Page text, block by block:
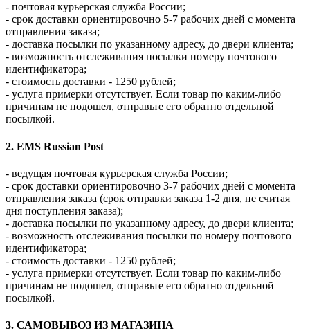
- почтовая курьерская служба России;
- срок доставки ориентировочно 5-7 рабочих дней с момента
отправления заказа;
- доставка посылки по указанному адресу, до двери клиента;
- возможность отслеживания посылки номеру почтового
идентификатора;
- стоимость доставки - 1250 рублей;
- услуга примерки отсутствует. Если товар по каким-либо
причинам не подошел, отправьте его обратно отдельной
посылкой.
2. EMS Russian Post
- ведущая почтовая курьерская служба России;
- срок доставки ориентировочно 3-7 рабочих дней с момента
отправления заказа (срок отправки заказа 1-2 дня, не считая
дня поступления заказа);
- доставка посылки по указанному адресу, до двери клиента;
- возможность отслеживания посылки по номеру почтового
идентификатора;
- стоимость доставки - 1250 рублей;
- услуга примерки отсутствует. Если товар по каким-либо
причинам не подошел, отправьте его обратно отдельной
посылкой.
3. САМОВЫВОЗ ИЗ МАГАЗИНА